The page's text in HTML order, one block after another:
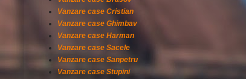
Vanzare case Cristian
Vanzare case Ghimbav
Vanzare case Harman
Vanzare case Sacele
Vanzare case Sanpetru
Vanzare case Stupini